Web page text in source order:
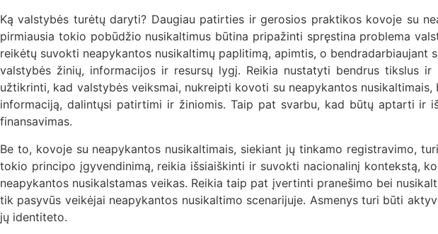
Ką valstybės turėtų daryti? Daugiau patirties ir gerosios praktikos kovoje su
pirmiausia tokio pobūdžio nusikaltimus būtina pripažinti spręstina problema
reikėtų suvokti neapykantos nusikaltimų paplitimą, apimtis, o
valstybės žinių, informacijos ir resursų lygį. Reikia nustatyti bendrus tikslus
užtikrinti, kad valstybės veiksmai, nukreipti kovoti su neapykantos
informaciją, dalintųsi patirtimi ir žiniomis. Taip pat svarbu, kad būtų aptarti ir
finansavimas.
Be to, kovoje su neapykantos nusikaltimais, siekiant jų tinkamo registravimo,
tokio principo įgyvendinimą, reikia išsiaiškinti ir suvokti nacionalinį kontekstą,
neapykantos nusikalstamas veikas. Reikia taip pat įvertinti pranešimo bei
tik pasyvūs veikėjai neapykantos nusikaltimo scenarijuje. Asmenys turi būti
jų identiteto.